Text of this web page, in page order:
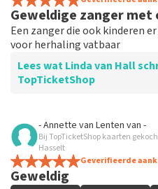
Geweldige zanger
Een zanger die ook kinderen
voor herhaling vatbaar
Lees wat Linda van Hall
TopTicketShop
Beoordeling van Linda van Hall
Goede service
- Annette van Lenten van -
Bij TopTicketShop kaarten
Hasselt
Geverifieerde
Geweldig